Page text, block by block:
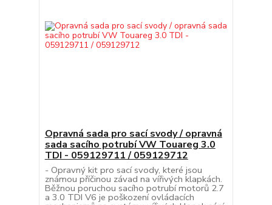
Opravná sada pro sací svody / opravná
sada sacího potrubí VW Touareg 3.0
TDI - 059129711 / 059129712
- Opravný kit pro sací svody, které jsou
známou příčinou závad na vířivých klapkách.
Běžnou poruchou sacího potrubí motorů 2.7
a 3.0 TDI V6 je poškození ovládacích